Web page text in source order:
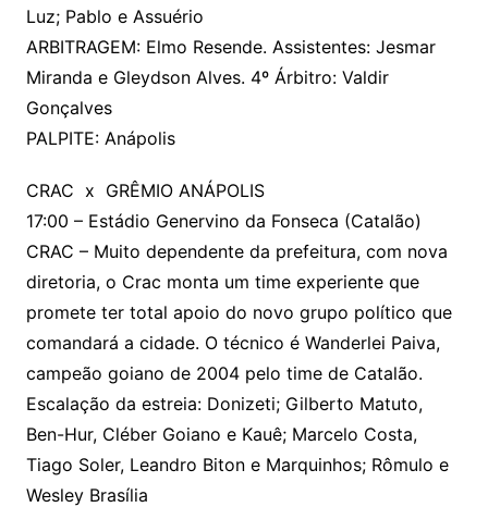
Luz; Pablo e Assuério
ARBITRAGEM: Elmo Resende. Assistentes: Jesmar
Miranda e Gleydson Alves. 4º Árbitro: Valdir
Gonçalves
PALPITE: Anápolis
CRAC x GRÊMIO ANÁPOLIS
17:00 – Estádio Genervino da Fonseca (Catalão)
CRAC – Muito dependente da prefeitura, com nova
diretoria, o Crac monta um time experiente que
promete ter total apoio do novo grupo político que
comandará a cidade. O técnico é Wanderlei Paiva,
campeão goiano de 2004 pelo time de Catalão.
Escalação da estreia: Donizeti; Gilberto Matuto,
Ben-Hur, Cléber Goiano e Kauê; Marcelo Costa,
Tiago Soler, Leandro Biton e Marquinhos; Rômulo e
Wesley Brasília